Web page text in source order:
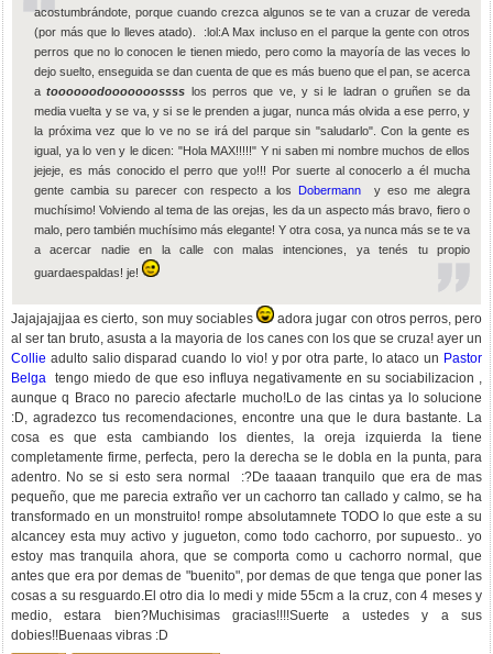
acostumbrándote, porque cuando crezca algunos se te van a cruzar de vereda
(por más que lo lleves atado). :lol:A Max incluso en el parque la gente con otros
perros que no lo conocen le tienen miedo, pero como la mayoría de las veces lo
dejo suelto, enseguida se dan cuenta de que es más bueno que el pan, se acerca
atoooooodooooooossss los perros que ve, y si le ladran o gruñen se da
media vuelta y se va, y si se le prenden a jugar, nunca más olvida a ese perro, y
la próxima vez que lo ve no se irá del parque sin "saludarlo". Con la gente es
igual, ya lo ven y le dicen: "Hola MAX!!!!!" Y ni saben mi nombre muchos de ellos
jejeje, es más conocido el perro que yo!!! Por suerte al conocerlo a él mucha
gente cambia su parecer con respecto a los Dobermann y eso me alegra
muchísimo! Volviendo al tema de las orejas, les da un aspecto más bravo, fiero o
malo, pero también muchísimo más elegante! Y otra cosa, ya nunca más se te va
a acercar nadie en la calle con malas intenciones, ya tenés tu propio
guardaespaldas! je!
Jajajajajjaa es cierto, son muy sociables
adora jugar con otros perros, pero
al ser tan bruto, asusta a la mayoria de los canes con los que se cruza! ayer un
Collie adulto salio disparad cuando lo vio! y por otra parte, lo ataco un Pastor
Belga tengo miedo de que eso influya negativamente en su sociabilizacion ,
aunque q Braco no parecio afectarle mucho!Lo de las cintas ya lo solucione
:D, agradezco tus recomendaciones, encontre una que le dura bastante. La
cosa es que esta cambiando los dientes, la oreja izquierda la tiene
completamente firme, perfecta, pero la derecha se le dobla en la punta, para
adentro. No se si esto sera normal :?De taaaan tranquilo que era de mas
pequeño, que me parecia extraño ver un cachorro tan callado y calmo, se ha
transformado en un monstruito! rompe absolutamnete TODO lo que este a su
alcancey esta muy activo y jugueton, como todo cachorro, por supuesto.. yo
estoy mas tranquila ahora, que se comporta como u cachorro normal, que
antes que era por demas de "buenito", por demas de que tenga que poner las
cosas a su resguardo.El otro dia lo medi y mide 55cm a la cruz, con 4 meses y
medio, estara bien?Muchisimas gracias!!!!Suerte a ustedes y a sus
dobies!!Buenaas vibras :D